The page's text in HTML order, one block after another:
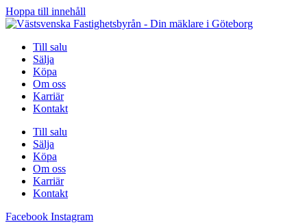
Hoppa till innehåll
Till salu
Sälja
Köpa
Om oss
Karriär
Kontakt
Till salu
Sälja
Köpa
Om oss
Karriär
Kontakt
Facebook Instagram